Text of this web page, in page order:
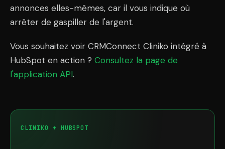
annonces elles-mêmes, car il vous indique où
arrêter de gaspiller de l'argent.
Vous souhaitez voir CRMConnect Cliniko intégré à
HubSpot en action ? Consultez la page de
l'application API.
CLINIKO + HUBSPOT